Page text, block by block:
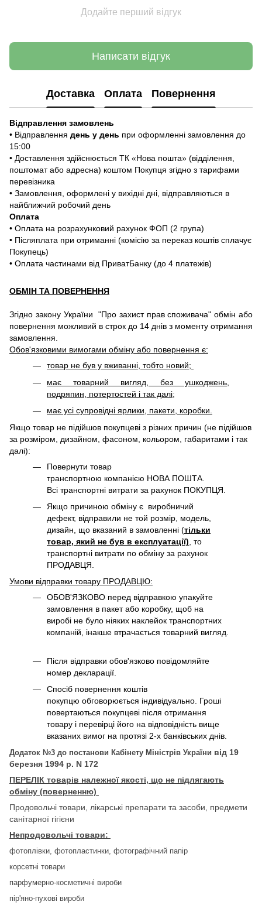
Додайте перший відгук
Написати відгук
Доставка Оплата Повернення
Відправлення замовлень
• Відправлення день у день при оформленні замовлення до
15:00
• Доставлення здійснюється ТК «Нова пошта» (відділення,
поштомат або адресна) коштом Покупця згідно з тарифами
перевізника
• Замовлення, оформлені у вихідні дні, відправляються в
найближчий робочий день
Оплата
• Оплата на розрахунковий рахунок ФОП (2 група)
• Післяплата при отриманні (комісію за переказ коштів сплачує
Покупець)
• Оплата частинами від ПриватБанку (до 4 платежів)
ОБМІН ТА ПОВЕРНЕННЯ
Згідно закону України "Про захист прав споживача" обмін або
повернення можливий в строк до 14 днів з моменту отримання
замовлення.
Обов'язковими вимогами обміну або повернення є:
товар не був у вживанні, тобто новий;
має товарний вигляд, без ушкоджень,
подряпин, потертостей і так далі;
має усі супровідні ярлики, пакети, коробки.
Якщо товар не підійшов покупцеві з різних причин (не підійшов
за розміром, дизайном, фасоном, кольором, габаритами і так
далі):
Повернути товар
транспортною компанією НОВА ПОШТА.
Всі транспортні витрати за рахунок ПОКУПЦЯ.
Якщо причиною обміну є виробничий
дефект, відправили не той розмір, модель,
дизайн, що вказаний в замовленні (тільки
товар, який не був в експлуатації) , то
транспортні витрати по обміну за рахунок
ПРОДАВЦЯ. ​
Умови відправки товару ПРОДАВЦЮ:
ОБОВ'ЯЗКОВО перед відправкою упакуйте
замовлення в пакет або коробку, щоб на
виробі не було ніяких наклейок транспортних
компаній, інакше втрачається товарний вигляд.
Після відправки обов'язково повідомляйте
номер декларації.
Спосіб повернення коштів
покупцю обговорюється індивідуально. Гроші
повертаються покупцеві після отримання
товару і перевірці його на відповідність вище
вказаних вимог на протязі 2-х банківських днів.
Додаток №3 до постанови Кабінету Міністрів України від 19
березня 1994 р. N 172
ПЕРЕЛІК товарів належної якості, що не підлягають
обміну (поверненню)
Продовольчі товари, лікарські препарати та засоби, предмети
санітарної гігієни
Непродовольчі товари:
фотоплівки, фотопластинки, фотографічний папір
корсетні товари
парфумерно-косметичні вироби
пір'яно-пухові вироби